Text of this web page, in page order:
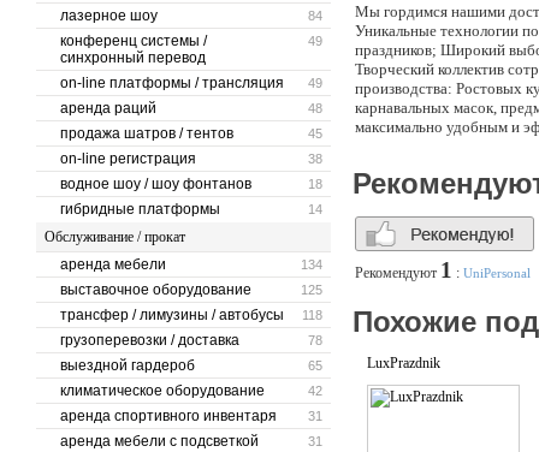
84
лазерное шоу
49
конференц системы /
синхронный перевод
49
on-line платформы / трансляция
48
аренда раций
45
продажа шатров / тентов
38
on-line регистрация
18
водное шоу / шоу фонтанов
14
гибридные платформы
Обслуживание / прокат
134
аренда мебели
125
выставочное оборудование
118
трансфер / лимузины / автобусы
78
грузоперевозки / доставка
65
выездной гардероб
42
климатическое оборудование
31
аренда спортивного инвентаря
31
аренда мебели с подсветкой
Мы гордимся нашими
Уникальные технологии
праздников; Широкий
Творческий коллектив
производства: Ростовых
карнавальных масок,
максимально удобным и
друзей среди наших
Оренбург, Тольятти,
это не полный список
впереди новые задачи и
системы
Потому что, нам приятно
Рекомендуют 1 : UniPersonal
Похожие
LuxPrazdnik